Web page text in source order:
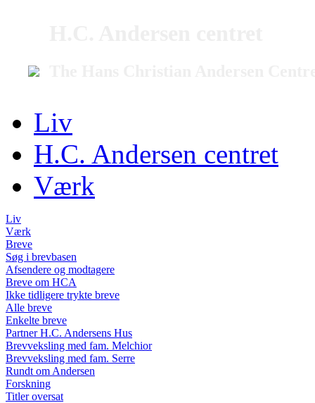
Liv
H.C. Andersen centret
Værk
Liv
Værk
Breve
Søg i brevbasen
Afsendere og modtagere
Breve om HCA
Ikke tidligere trykte breve
Alle breve
Enkelte breve
Partner H.C. Andersens Hus
Brevveksling med fam. Melchior
Brevveksling med fam. Serre
Rundt om Andersen
Forskning
Titler oversat